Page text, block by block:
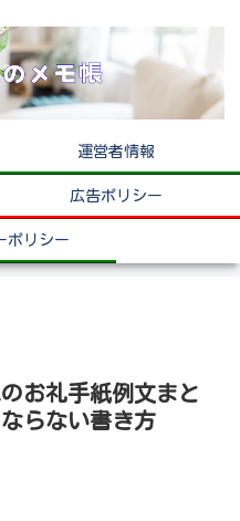
運営者情報
広告ポリシー
ポリシー
のお礼手紙例文まと
らない書き方